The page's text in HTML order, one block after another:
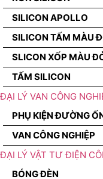
SILICON APOLLO
SILICON TẤM MÀU
SLICON XỐP MÀU
TẤM SILICON
ĐẠI LÝ VAN CÔNG
PHỤ KIỆN ĐƯỜNG
VAN CÔNG NGHIỆP
ĐẠI LÝ VẬT TƯ ĐIỆN
BÓNG ĐÈN